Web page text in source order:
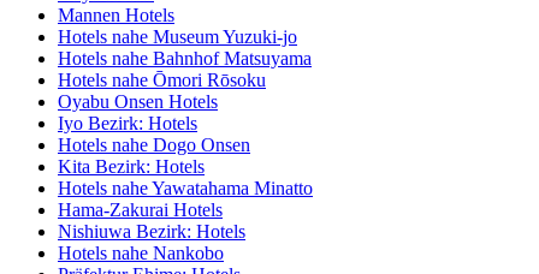
Mannen Hotels
Hotels nahe Museum Yuzuki-jo
Hotels nahe Bahnhof Matsuyama
Hotels nahe Ōmori Rōsoku
Oyabu Onsen Hotels
Iyo Bezirk: Hotels
Hotels nahe Dogo Onsen
Kita Bezirk: Hotels
Hotels nahe Yawatahama Minatto
Hama-Zakurai Hotels
Nishiuwa Bezirk: Hotels
Hotels nahe Nankobo